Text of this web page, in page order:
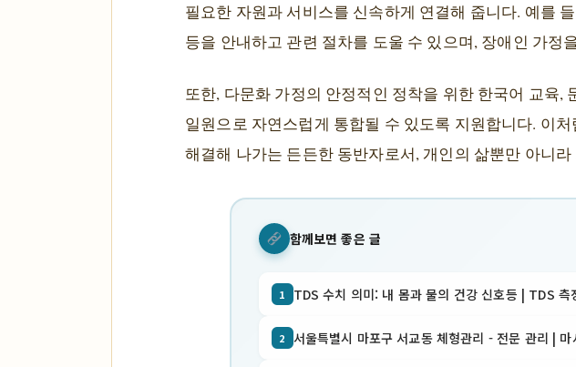
필요한 자원과 서비스를 신속하게 연결해 줍니다. 예를
등을 안내하고 관련 절차를 도울 수 있으며, 장애인 가정
또한, 다문화 가정의 안정적인 정착을 위한 한국어 교육,
일원으로 자연스럽게 통합될 수 있도록 지원합니다. 이
해결해 나가는 든든한 동반자로서, 개인의 삶뿐만 아니
함께보면 좋은 글
1 TDS 수치 의미: 내 몸과 물의 건강 신호등 | TDS 측
2 서울특별시 마포구 서교동 체형관리 - 전문 관리 |